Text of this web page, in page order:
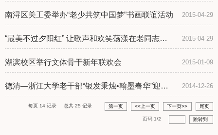
禹纪念歌》
南浔区关工委举办“老少共筑中国梦”书画联谊活动 2015-04-29
“最美不过夕阳红” 让歌声和欢笑荡漾在老同志的
心坎上
2015-04-29
湖滨校区举行文体骨干新年联欢会 2015-01-09
德清―浙江大学老干部“银发秉烛•翰墨春华”迎新
书画联展开幕
2014-12-26
每页 14记录 总共 25 记录 第一页 <<上一页 下一页>> 尾页
页码 1/2 跳转到